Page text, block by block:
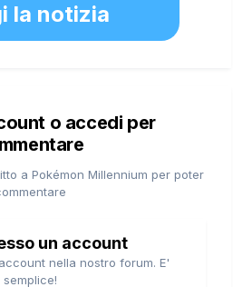
la notizia
o accedi per
a Pokémon Millennium per poter
un account
nella nostro forum. E'
semplice!